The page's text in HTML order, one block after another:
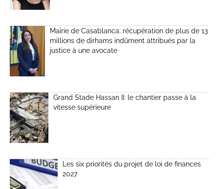
Mairie de Casablanca: récupération de plus de 13
millions de dirhams indûment attribués par la
justice à une avocate
Grand Stade Hassan II: le chantier passe à la
vitesse supérieure
Les six priorités du projet de loi de finances
2027